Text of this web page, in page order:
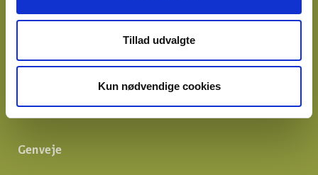
Tillad udvalgte
Kun nødvendige cookies
Et lille fald i ansøgere til teologistudiet
SOMMERTID ER FERIETID
Genveje